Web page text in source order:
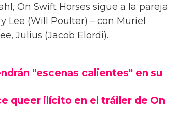
On Swift Horses sigue a la pareja
Lee (Will Poulter) – con Muriel
Julius (Jacob Elordi).
"escenas calientes" en su
queer ilícito en el tráiler de On